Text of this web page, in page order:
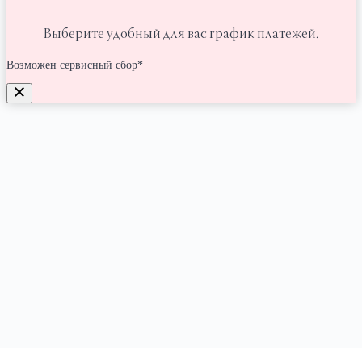
Выберите удобный для вас график платежей.
Возможен сервисный сбор*